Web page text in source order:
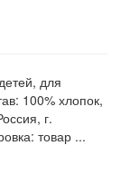
для
100% хлопок,
г.
товар ...